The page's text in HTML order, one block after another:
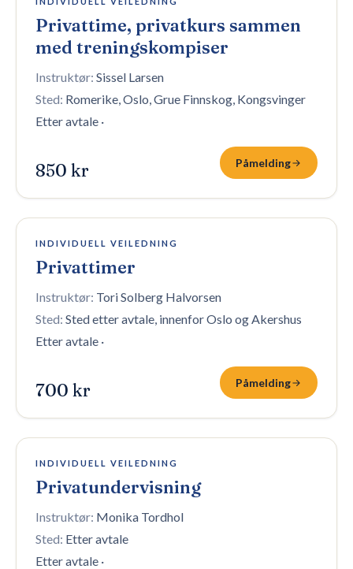
Privattime, privatkurs sammen
med treningskompiser
Instruktør: Sissel Larsen
Sted: Romerike, Oslo, Grue Finnskog, Kongsvinger
Etter avtale ·
850 kr Påmelding
Åpen påmelding
INDIVIDUELL VEILEDNING
Privattimer
Instruktør: Tori Solberg Halvorsen
Sted: Sted etter avtale, innenfor Oslo og Akershus
Etter avtale ·
700 kr Påmelding
10 plasser igjen
INDIVIDUELL VEILEDNING
Privatundervisning
Instruktør: Monika Tordhol
Sted: Etter avtale
Etter avtale ·